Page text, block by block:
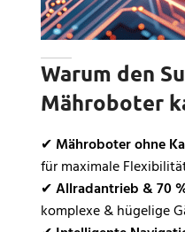
Warum den
Mähroboter
✔ Mähroboter ohne
für maximale
✔Allradantrieb & 70
komplexe & hügelige